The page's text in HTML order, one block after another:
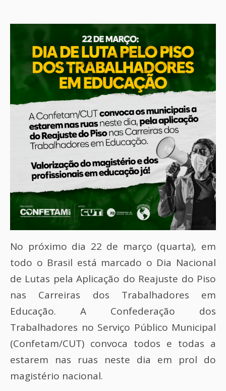
No próximo dia 22 de março (quarta), em
todo o Brasil está marcado o Dia Nacional
de Lutas pela Aplicação do Reajuste do Piso
nas Carreiras dos Trabalhadores em
Educação. A Confederação dos
Trabalhadores no Serviço Público Municipal
(Confetam/CUT) convoca todos e todas a
estarem nas ruas neste dia em prol do
magistério nacional.